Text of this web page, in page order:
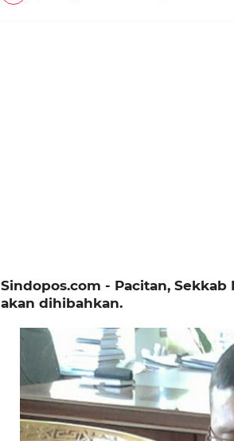
Sindopos.com - Pacitan,
akan dihibahkan.